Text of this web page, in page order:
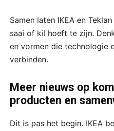
Samen laten IKEA en
saai of kil hoeft te zijn.
en vormen die technologie
verbinden.
Meer nieuws op
producten en
Dit is pas het begin. IKEA